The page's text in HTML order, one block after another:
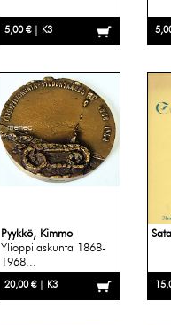
5,00 € | K3
Pyykkö, Kimmo
Ylioppilaskunta 1868-
1968...
20,00 € | K3